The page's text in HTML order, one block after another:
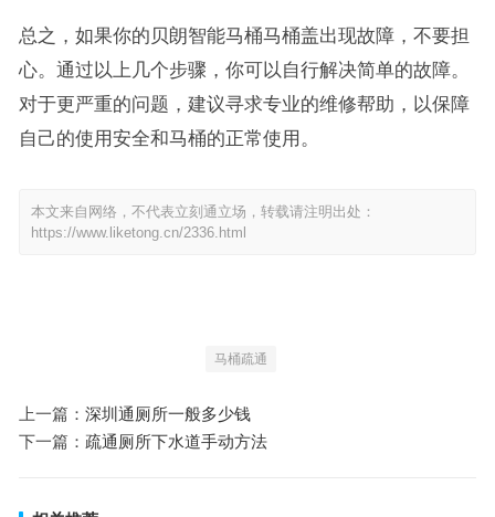
总之，如果你的贝朗智能马桶马桶盖出现故障，不要担
心。通过以上几个步骤，你可以自行解决简单的故障。
对于更严重的问题，建议寻求专业的维修帮助，以保障
自己的使用安全和马桶的正常使用。
本文来自网络，不代表立刻通立场，转载请注明出处：
https://www.liketong.cn/2336.html
马桶疏通
上一篇： 深圳通厕所一般多少钱
下一篇： 疏通厕所下水道手动方法